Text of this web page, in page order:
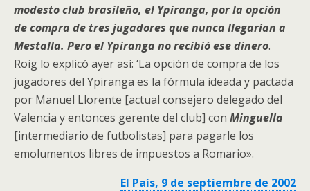
modesto club brasileño, el Ypiranga, por la opción
de compra de tres jugadores que nunca llegarían a
Mestalla. Pero el Ypiranga no recibió ese dinero.
Roig lo explicó ayer así: ‘La opción de compra de los
jugadores del Ypiranga es la fórmula ideada y pactada
por Manuel Llorente [actual consejero delegado del
Valencia y entonces gerente del club] con Minguella
[intermediario de futbolistas] para pagarle los
emolumentos libres de impuestos a Romario».
El País, 9 de septiembre de 2002